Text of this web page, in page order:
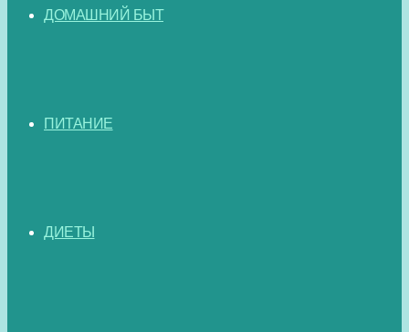
ДОМАШНИЙ БЫТ
ПИТАНИЕ
ДИЕТЫ